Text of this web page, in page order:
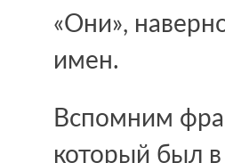
«Они»,
имен.
Вспомним
который был